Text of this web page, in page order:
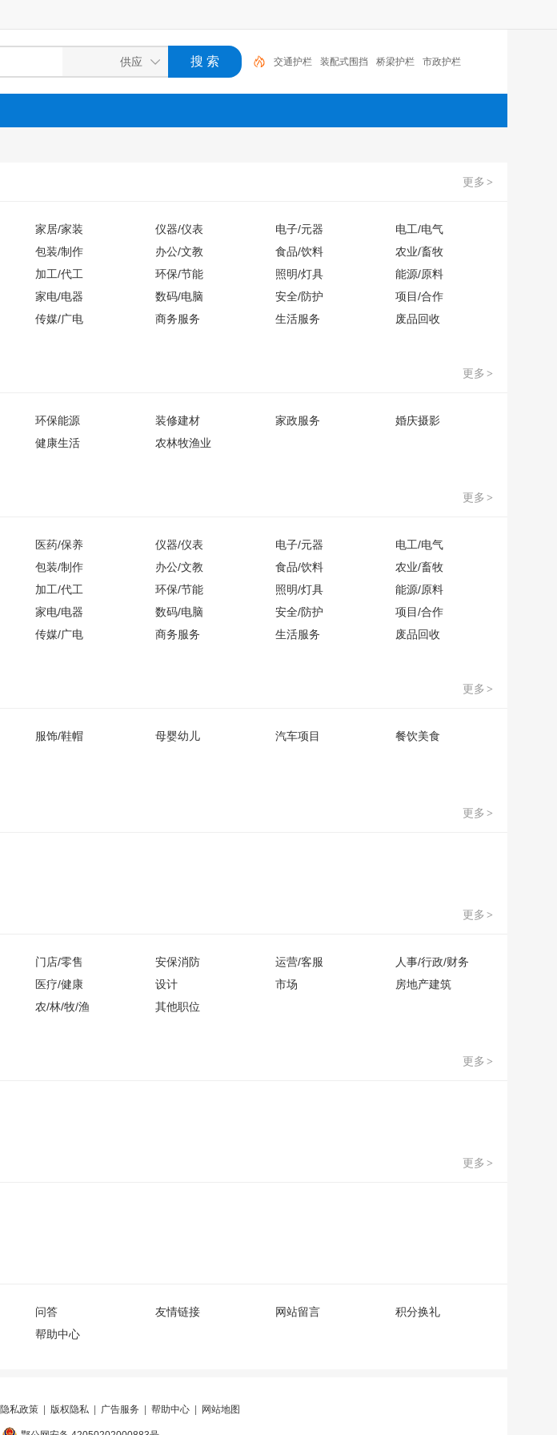
交通护栏 装配式围挡 桥梁护栏 市政护栏
更多 >
家居/家装 仪器/仪表 电子/元器
电工/电气
包装/制作 办公/文教 食品/饮料
农业/畜牧
加工/代工 环保/节能 照明/灯具
能源/原料
家电/电器 数码/电脑 安全/防护
项目/合作
传媒/广电 商务服务 生活服务 废品回收
更多 >
环保能源 装修建材 家政服务
婚庆摄影
健康生活 农林牧渔业
更多 >
医药/保养 仪器/仪表 电子/元器
电工/电气
包装/制作 办公/文教 食品/饮料
农业/畜牧
加工/代工 环保/节能 照明/灯具
能源/原料
家电/电器 数码/电脑 安全/防护
项目/合作
传媒/广电 商务服务 生活服务 废品回收
更多 >
服饰/鞋帽 母婴幼儿 汽车项目
餐饮美食
更多 >
更多 >
门店/零售 安保消防 运营/客服
人事/行政/财务
医疗/健康 设计 市场
房地产建筑
农/林/牧/渔 其他职位
更多 >
更多 >
问答 友情链接 网站留言
积分换礼
帮助中心
隐私政策 版权隐私 广告服务 帮助中心 网站地图